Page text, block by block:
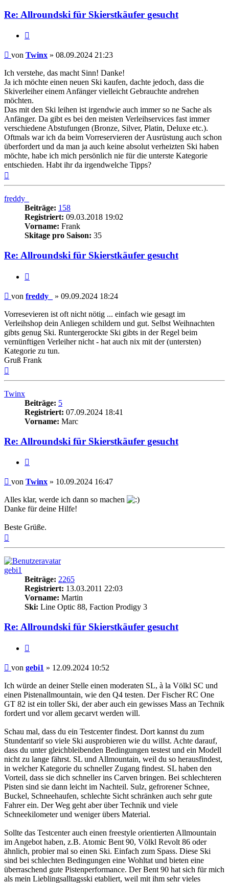
Re: Allroundski für Skierstkäufer gesucht
Beitrag
von Twinx » 08.09.2024 21:23
Ich verstehe, das macht Sinn! Danke!
Ja ich möchte einen neuen Ski kaufen, dachte jedoch, dass die
Skiverleiher einem Anfänger vielleicht Gebrauchte andrehen
möchten.
Das mit den Ski leihen ist irgendwie auch immer so ne Sache als
Anfänger. Da gibt es bei den meisten Verleihservices fast immer
verschiedene Abstufungen (Bronze, Silver, Platin, Deluxe etc.).
Oftmals war ich da beim Vorreservieren der Ausrüstung auch schon
überfordert und da man ja auch keine absolut verheizten Ski haben
möchte, habe ich mich persönlich nie für die unterste Kategorie
entschieden. Habt ihr da irgendwelche Tipps?
oben
freddy_
Beiträge: 158
Registriert: 09.03.2018 19:02
Vorname: Frank
Skitage pro Saison: 35
Re: Allroundski für Skierstkäufer gesucht
Beitrag
von freddy_ » 09.09.2024 18:24
Vorresevieren ist oft nicht nötig ... einfach wie gesagt im
Verleihshop dein Anliegen schildern und gut. Selbst Weihnachten
gibts genug Ski. Runtergerockte Ski gibts in der Regel beim
vernünftigen Verleiher nicht - hat auch nix mit der (untersten)
Kategorie zu tun.
Gruß Frank
Twinx
Beiträge: 5
Registriert: 07.09.2024 18:41
Vorname: Marc
Re: Allroundski für Skierstkäufer gesucht
Beitrag
von Twinx » 10.09.2024 16:47
Alles klar, werde ich dann so machen
Danke für deine Hilfe!
Beste Grüße.
gebi1
Beiträge: 2265
Registriert: 13.03.2011 22:03
Vorname: Martin
Ski: Line Optic 88, Faction Prodigy 3
Re: Allroundski für Skierstkäufer gesucht
Beitrag
von gebi1 » 12.09.2024 10:52
Ich würde an deiner Stelle einen moderaten SL, à la Völkl SC und
einen Pistenallmountain, wie den Q4 testen. Der Fischer RC One
GT 82 ist ein toller Ski, der aber auch ein gewisses Mass an Technik
fordert und vor allem gecarvt werden will.
Schau mal, dass du ein Testcenter findest. Dort kannst du zum
Stundentarif so viele Ski ausprobieren wie du willst. Achte darauf,
dass du unter gleichbleibenden Bedingungen testest und ein Modell
nicht zu lange fährst. SL und Allmountain, weil du so herausfindest,
in welcher Kategorie du schneller Zugang findest. SL haben den
Vorteil, dass sie dich schneller ins Carven bringen. Bei schlechteren
Pisten sind sie dann leicht im Nachteil. Sulz, gefrorener Schnee,
Buckel, Schneehaufen, schlechte Sicht schränken auch sehr gute
Fahrer ein. Der Weg geht aber über Technik und viele
Schneekilometer und weniger übers Material.
Sollte das Testcenter auch einen freestyle orientierten Allmountain
im Angebot haben, z.B. Atomic Bent 90, Völkl Revolt 86 oder
ähnlich, probier mal so einen Ski. Einfach zum Spass. Diese Ski
sind bei schlechten Bedingungen eine Wohltat und bieten eine
überraschend gute Pistenperformance. Der Bent 90 hat sich für mich
als mein Lieblingsalltagsski etabliert, weil mit ihm sehr vieles